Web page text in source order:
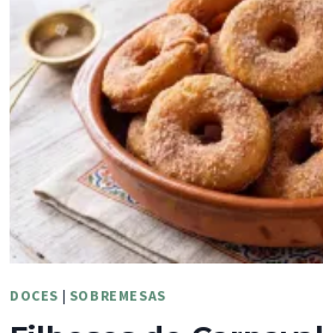
DOCES | SOBREMESAS